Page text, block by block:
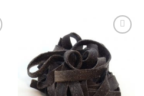
lista de
deseos